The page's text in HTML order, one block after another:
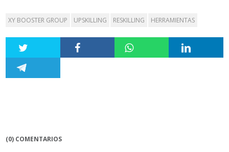
XY BOOSTER GROUP UPSKILLING RESKILLING HERRAMIENTAS
(0) COMENTARIOS